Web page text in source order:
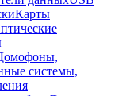
Карты
системы,